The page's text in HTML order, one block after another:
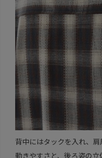
背中にはタックを入れ、肩
動きやすさと、後ろ姿の